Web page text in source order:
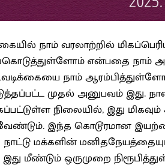
நாம் வரலாற்றில்
என்பதை நாம்
நாம்
முதல் அனுபவம் இது.
நிலையில், இது
இந்த கொடூரமான இயற்கை
நாட்டு மக்களின்
மீண்டும் ஒருமுறை